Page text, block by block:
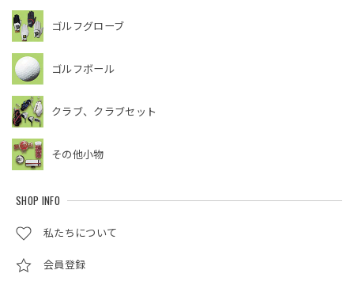
ゴルフグローブ
ゴルフボール
クラブ、クラブセット
その他小物
SHOP INFO
私たちについて
会員登録